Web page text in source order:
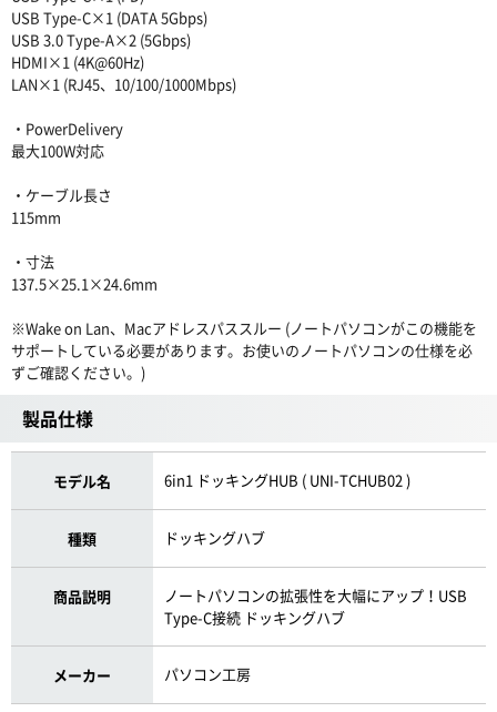
USB Type-C×1 (DATA 5Gbps)
USB 3.0 Type-A×2 (5Gbps)
HDMI×1 (4K@60Hz)
LAN×1 (RJ45、10/100/1000Mbps)
・PowerDelivery
最大100W対応
・ケーブル長さ
115mm
・寸法
137.5×25.1×24.6mm
※Wake on Lan、Macアドレスパススルー (ノートパソコンがこの機能を
サポートしている必要があります。お使いのノートパソコンの仕様を必
ずご確認ください。)
製品仕様
モデル名 6in1 ドッキングHUB ( UNI-TCHUB02 )
種類 ドッキングハブ
商品説明
ノートパソコンの拡張性を大幅にアップ！USB
Type-C接続 ドッキングハブ
メーカー パソコン工房